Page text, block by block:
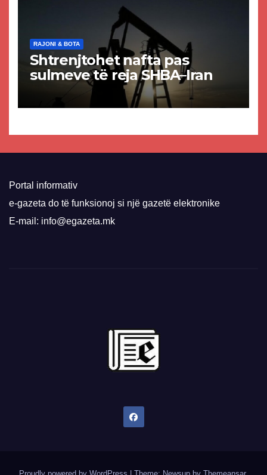
RAJONI & BOTA
Shtrenjtohet nafta pas
sulmeve të reja SHBA–Iran
Portal informativ
e-gazeta do të funksionoj si një gazetë elektronike
E-mail: info@egazeta.mk